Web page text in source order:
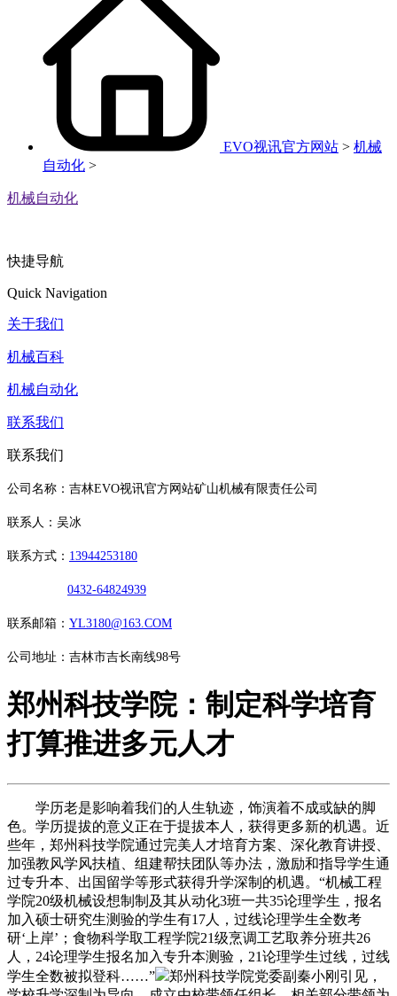
EVO视讯官方网站 > 机械
自动化 >
机械自动化
快捷导航
Quick Navigation
关于我们
机械百科
机械自动化
联系我们
联系我们
公司名称：吉林EVO视讯官方网站矿山机械有限责任公司
联系人：吴冰
联系方式： 13944253180
0432-64824939
联系邮箱： YL3180@163.COM
公司地址：吉林市吉长南线98号
郑州科技学院：制定科学培育
打算推进多元人才
学历老是影响着我们的人生轨迹，饰演着不成或缺的脚
色。学历提拔的意义正在于提拔本人，获得更多新的机遇。近
些年，郑州科技学院通过完美人才培育方案、深化教育讲授、
加强教风学风扶植、组建帮扶团队等办法，激励和指导学生通
过专升本、出国留学等形式获得升学深制的机遇。“机械工程
学院20级机械设想制制及其从动化3班一共35论理学生，报名
加入硕士研究生测验的学生有17人，过线论理学生全数考
研‘上岸’；食物科学取工程学院21级烹调工艺取养分班共26
人，24论理学生报名加入专升本测验，21论理学生过线，过线
学生全数被拟登科……”
郑州科技学院党委副秦小刚引见，